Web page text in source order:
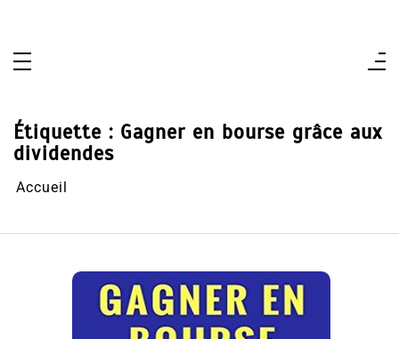
Étiquette : Gagner en bourse grâce aux
dividendes
Accueil